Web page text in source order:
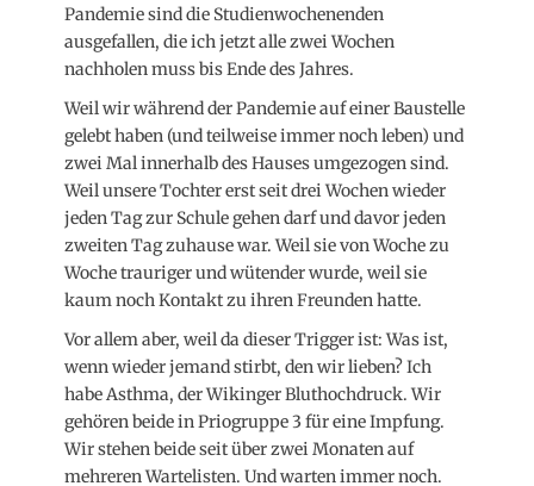
Pandemie sind die Studienwochenenden
ausgefallen, die ich jetzt alle zwei Wochen
nachholen muss bis Ende des Jahres.
Weil wir während der Pandemie auf einer Baustelle
gelebt haben (und teilweise immer noch leben) und
zwei Mal innerhalb des Hauses umgezogen sind.
Weil unsere Tochter erst seit drei Wochen wieder
jeden Tag zur Schule gehen darf und davor jeden
zweiten Tag zuhause war. Weil sie von Woche zu
Woche trauriger und wütender wurde, weil sie
kaum noch Kontakt zu ihren Freunden hatte.
Vor allem aber, weil da dieser Trigger ist: Was ist,
wenn wieder jemand stirbt, den wir lieben? Ich
habe Asthma, der Wikinger Bluthochdruck. Wir
gehören beide in Priogruppe 3 für eine Impfung.
Wir stehen beide seit über zwei Monaten auf
mehreren Wartelisten. Und warten immer noch.